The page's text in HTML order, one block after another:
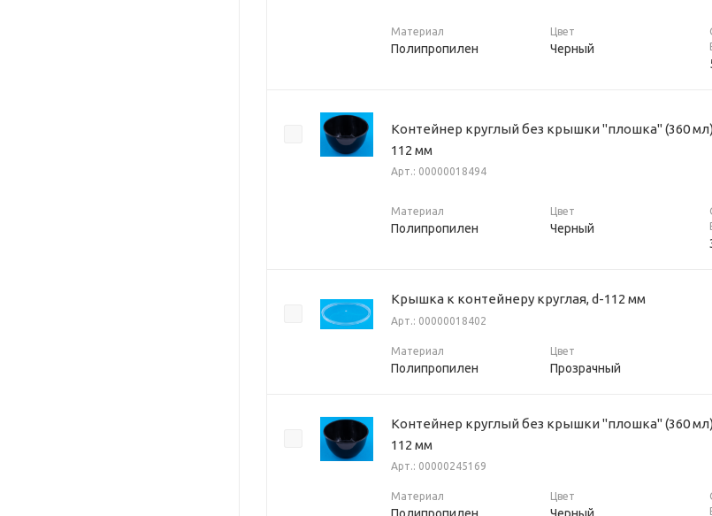
Материал
Полипропилен
Цвет
Черный
Контейнер круглый без крышки "плошка" (360
112 мм
Арт.: 00000018494
Материал
Полипропилен
Цвет
Черный
Крышка к контейнеру круглая, d-112 мм
Арт.: 00000018402
Материал
Полипропилен
Цвет
Прозрачный
Контейнер круглый без крышки "плошка" (360
112 мм
Арт.: 00000245169
Материал Цвет